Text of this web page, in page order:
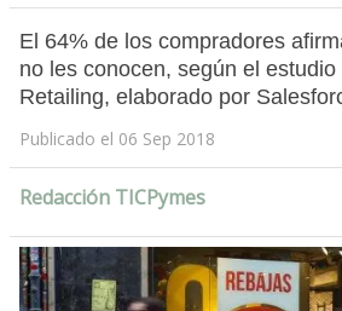
El 64% de los compradores
no les conocen, según el
Retailing, elaborado por
Publicado el 06 Sep 2018
Redacción TICPymes